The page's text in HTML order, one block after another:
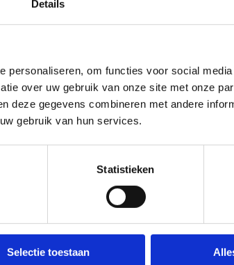
Details
personaliseren, om functies voor social
over uw gebruik van onze site met onze
deze gegevens combineren met andere
gebruik van hun services.
Statistieken
Selectie toestaan
belangrijk
jouw engagement om het spel ook effectief te
tieners van jouw sportclub of trainingsgroep?
mee met debeleidsfocus jeugdsport
van